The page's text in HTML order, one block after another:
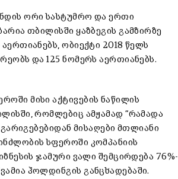
ორი სასტუმრო და ერთი
თბილისში ყაზბეგის გამზირზე
ობიექტი 2018 წელს
და 125 ნომერს აერთიანებს.
მისი აქტივების ნაწილის
რომლებიც ამჟამად “რამადა
მისაღები მთლიანი
სფეროში კომპანიის
ჯამური ვალი შემცირდება 76%-
ჰოლდინგის განცხადებაში.